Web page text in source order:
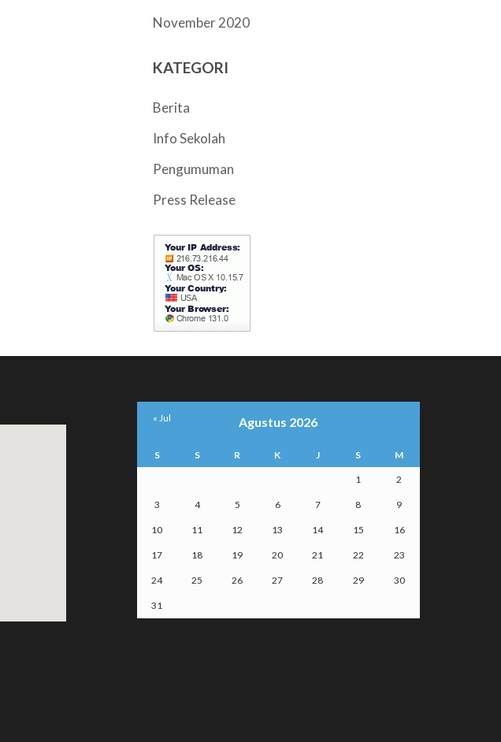
November 2020
KATEGORI
Berita
Info Sekolah
Pengumuman
Press Release
Agustus 2026
S S R K J S M
1 2
3 4 5 6 7 8 9
10 11 12 13 14 15 16
17 18 19 20 21 22 23
24 25 26 27 28 29 30
31
« Jul